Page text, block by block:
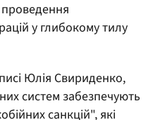
проведення
у глибокому тилу
Юлія Свириденко,
систем забезпечують
санкцій", які